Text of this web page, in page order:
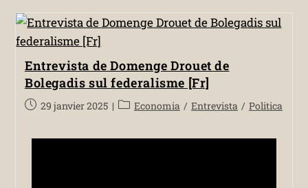
Entrevista de Domenge Drouet de
Bolegadis sul federalisme [Fr]
29 janvier 2025 Economia / Entrevista / Politica